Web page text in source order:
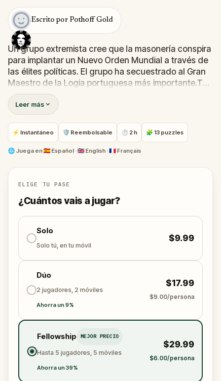
Escrito por Pothoff Gold
Un grupo extremista cree que la masonería conspira
para implantar un Nuevo Orden Mundial a través de
las élites políticas. El grupo ha secuestrado al Gran
Maestro de la Logia portuguesa más importante.Tú
no crees esta teoría y viajarás por el centro de
Lisboa, descubriendo misteriosos símbolos del siglo
XVIII, desarrollando tus conocimientos esotéricos
hasta que consigas liberar al rehén.Participa en esta
emocionante aventura y evita una conspiración que
podría tener dimensiones internacionales.
Leer más
⚡ Instantáneo 🛡 Reembolsable ⏱ 2 h 🧩 13 puzzles
🌐 Juega en🇪🇸 Español · 🇬🇧 English · 🇫🇷 Français
ELIGE TU PASE
¿Cuántos vais a jugar?
Solo
Solo tú, en tu móvil
$9.99
Dúo
2 jugadores, 2 móviles
Ahorra un 9%
$17.99
$9.00/persona
Fellowship MEJOR PRECIO
Hasta 5 jugadores, 5 móviles
Ahorra un 39%
$29.99
$6.00/persona